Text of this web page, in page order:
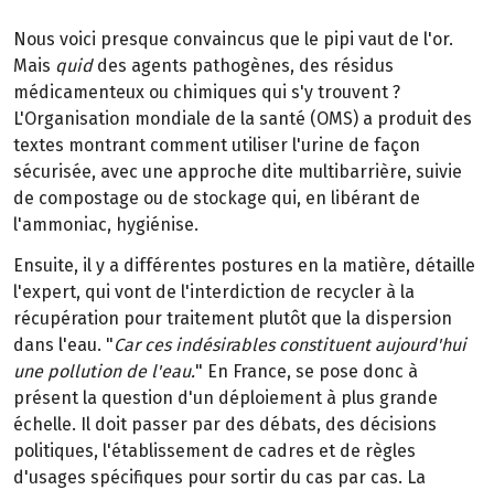
Nous voici presque convaincus que le pipi vaut de l'or.
Mais quid des agents pathogènes, des résidus
médicamenteux ou chimiques qui s'y trouvent ?
L'Organisation mondiale de la santé (OMS) a produit des
textes montrant comment utiliser l'urine de façon
sécurisée, avec une approche dite multibarrière, suivie
de compostage ou de stockage qui, en libérant de
l'ammoniac, hygiénise.
Ensuite, il y a différentes postures en la matière, détaille
l'expert, qui vont de l'interdiction de recycler à la
récupération pour traitement plutôt que la dispersion
dans l'eau. "Car ces indésirables constituent aujourd'hui
une pollution de l'eau." En France, se pose donc à
présent la question d'un déploiement à plus grande
échelle. Il doit passer par des débats, des décisions
politiques, l'établissement de cadres et de règles
d'usages spécifiques pour sortir du cas par cas. La